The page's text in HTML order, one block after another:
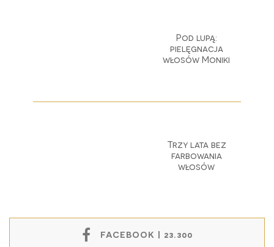
Pod lupą:
pielęgnacja
włosów Moniki
Trzy lata bez
farbowania
włosów
FACEBOOK | 23.300